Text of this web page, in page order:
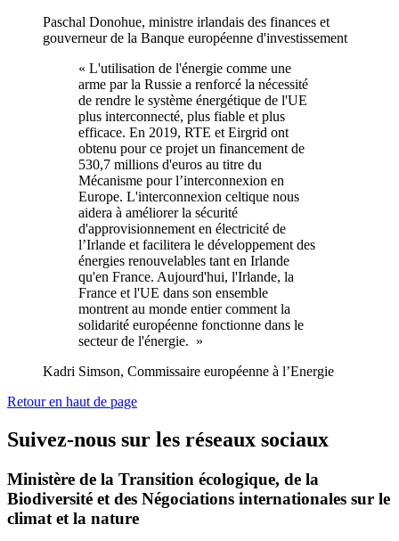
Paschal Donohue, ministre irlandais des finances et
gouverneur de la Banque européenne d'investissement
« L'utilisation de l'énergie comme une
arme par la Russie a renforcé la nécessité
de rendre le système énergétique de l'UE
plus interconnecté, plus fiable et plus
efficace. En 2019, RTE et Eirgrid ont
obtenu pour ce projet un financement de
530,7 millions d'euros au titre du
Mécanisme pour l’interconnexion en
Europe. L'interconnexion celtique nous
aidera à améliorer la sécurité
d'approvisionnement en électricité de
l’Irlande et facilitera le développement des
énergies renouvelables tant en Irlande
qu'en France. Aujourd'hui, l'Irlande, la
France et l'UE dans son ensemble
montrent au monde entier comment la
solidarité européenne fonctionne dans le
secteur de l'énergie. »
Kadri Simson, Commissaire européenne à l’Energie
Retour en haut de page
Suivez-nous sur les réseaux sociaux
Ministère de la Transition écologique, de la
Biodiversité et des Négociations internationales sur le
climat et la nature